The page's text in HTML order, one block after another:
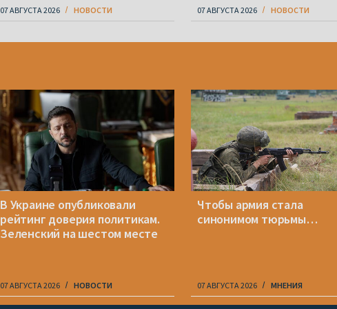
07 АВГУСТА 2026 НОВОСТИ 07 АВГУСТА 2026 НОВОСТИ
В Украине опубликовали
рейтинг доверия политикам.
Зеленский на шестом месте
07 АВГУСТА 2026 НОВОСТИ
Чтобы армия стала
синонимом тюрьмы…
07 АВГУСТА 2026 МНЕНИЯ